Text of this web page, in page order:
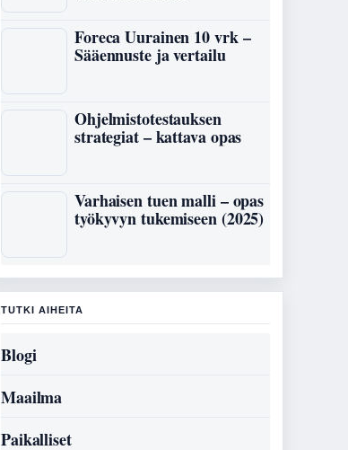
Foreca Uurainen 10 vrk –
Sääennuste ja vertailu
Ohjelmistotestauksen
strategiat – kattava opas
Varhaisen tuen malli – opas
työkyvyn tukemiseen (2025)
TUTKI AIHEITA
Blogi
Maailma
Paikalliset